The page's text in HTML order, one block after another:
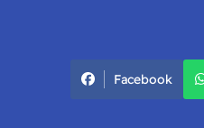
Facebook